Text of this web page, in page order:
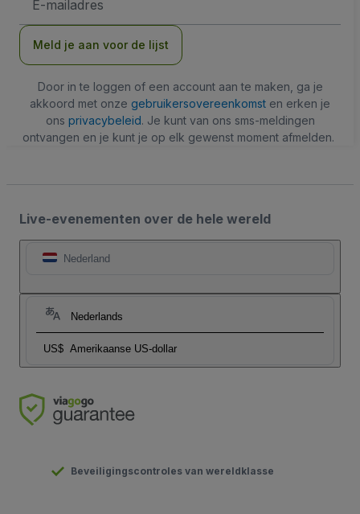
mailadres
Meld je aan voor de lijst
Door in te loggen of een account aan te maken, ga je
akkoord met onze gebruikersovereenkomst en erken je
ons privacybeleid. Je kunt van ons sms-meldingen
ontvangen en je kunt je op elk gewenst moment afmelden.
Live-evenementen over de hele wereld
Nederland
Nederlands
US$ Amerikaanse US-dollar
Beveiligingscontroles van wereldklasse